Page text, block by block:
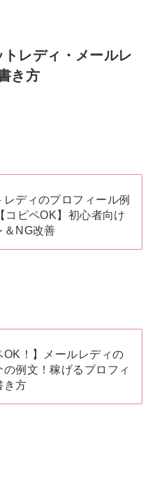
トレディ・メールレ
き方
レディのプロフィール例
コピペOK】初心者向け
＆NG改善
OK！】メールレディの
の例文！稼げるプロフィ
き方